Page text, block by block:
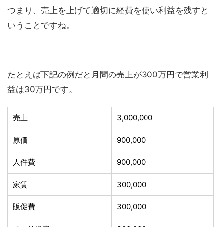
つまり、売上を上げて適切に経費を使い利益を残すと
いうことですね。
たとえば下記の例だと月間の売上が300万円で営業利
益は30万円です。
売上 3,000,000
原価 900,000
人件費 900,000
家賃 300,000
販促費 300,000